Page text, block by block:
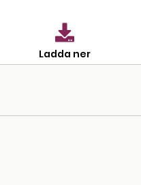
Ladda ner